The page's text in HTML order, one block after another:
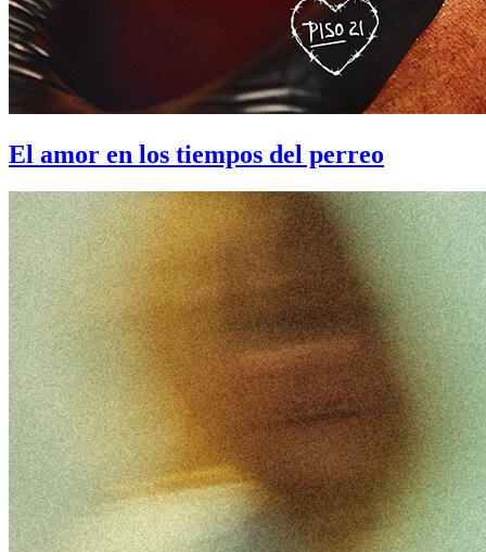
El amor en los tiempos del perreo